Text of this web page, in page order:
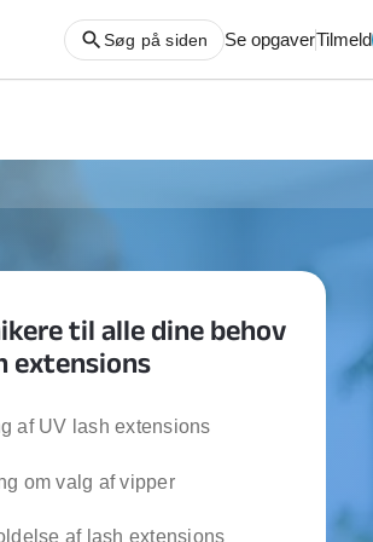
af køkken
Søg på siden Se opgaverTilmeld
til alle dine behov
extensions
af UV lash extensions
om valg af vipper
af lash extensions